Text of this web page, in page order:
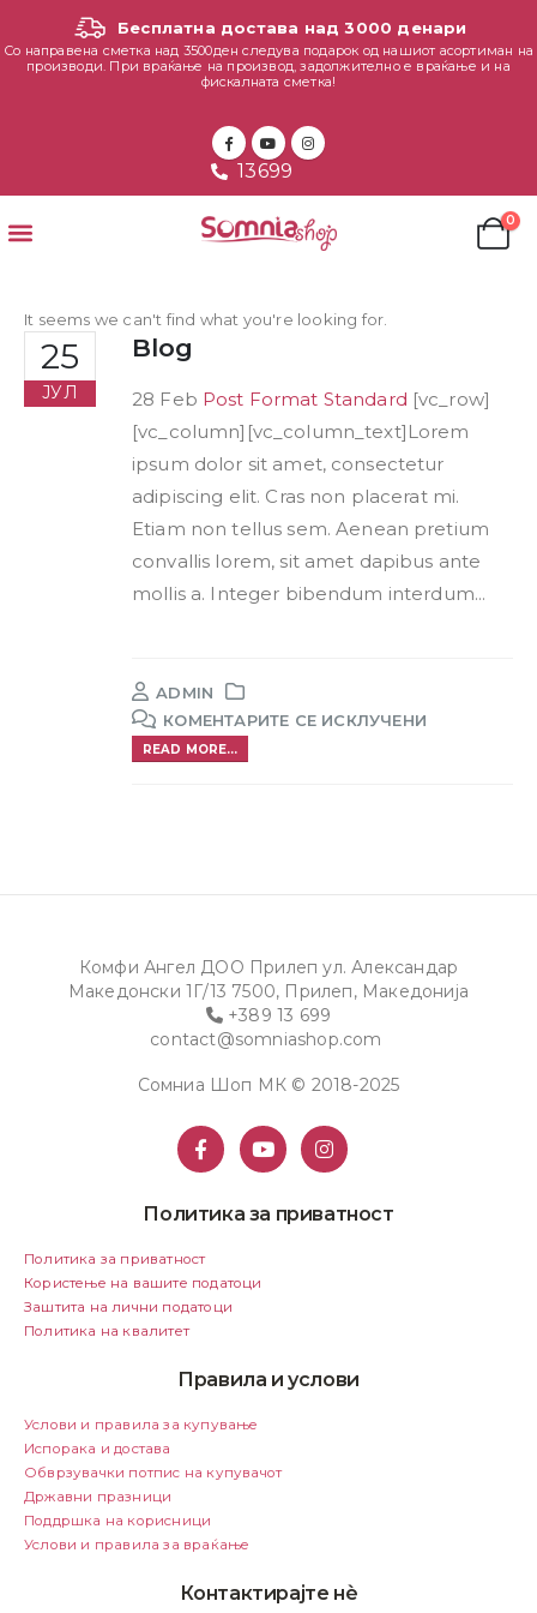
Бесплатна достава над 3000 денари
Со направена сметка над 3500ден следува подарок од нашиот асортиман на
производи. При враќање на производ, задолжително е враќање и на
фискалната сметка!
13699
0
It seems we can't find what you're looking for.
25
ЈУЛ
Blog
28 Feb Post Format Standard [vc_row]
[vc_column][vc_column_text]Lorem
ipsum dolor sit amet, consectetur
adipiscing elit. Cras non placerat mi.
Etiam non tellus sem. Aenean pretium
convallis lorem, sit amet dapibus ante
mollis a. Integer bibendum interdum...
ADMIN
КОМЕНТАРИТЕ СЕ ИСКЛУЧЕНИ
READ MORE...
Комфи Ангел ДОО Прилеп ул. Александар
Македонски 1Г/13 7500, Прилеп, Македонија
+389 13 699
contact@somniashop.com
Сомниа Шоп МК © 2018-2025
Политика за приватност
Политика за приватност
Користење на вашите податоци
Заштита на лични податоци
Политика на квалитет
Правила и услови
Услови и правила за купување
Испорака и достава
Обврзувачки потпис на купувачот
Државни празници
Поддршка на корисници
Услови и правила за враќање
Контактирајте нѐ